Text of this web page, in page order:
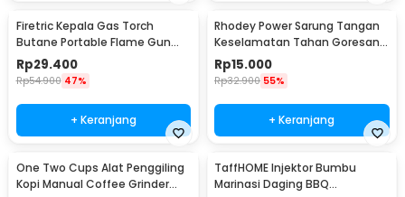
Firetric Kepala Gas Torch
Butane Portable Flame Gun
Adjustable - 807
Rp29.400
Rp54.900 47%
+ Keranjang
Rhodey Power Sarung Tangan
Keselamatan Tahan Goresan
Pisau - EN388
Rp15.000
Rp32.900 55%
+ Keranjang
One Two Cups Alat Penggiling
Kopi Manual Coffee Grinder
TaffHOME Injektor Bumbu
Marinasi Daging BBQ